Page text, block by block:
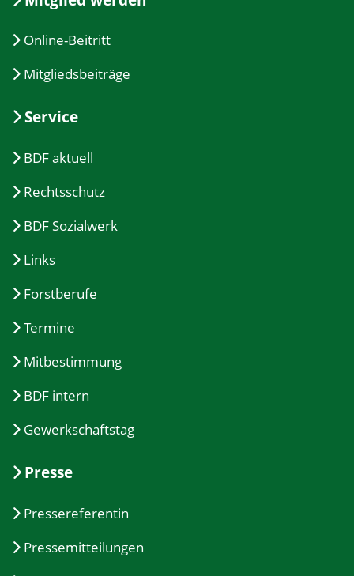
Online-Beitritt
Mitgliedsbeiträge
Service
BDF aktuell
Rechtsschutz
BDF Sozialwerk
Links
Forstberufe
Termine
Mitbestimmung
BDF intern
Gewerkschaftstag
Presse
Pressereferentin
Pressemitteilungen